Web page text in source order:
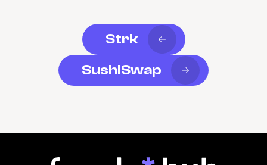
Strk
SushiSwap